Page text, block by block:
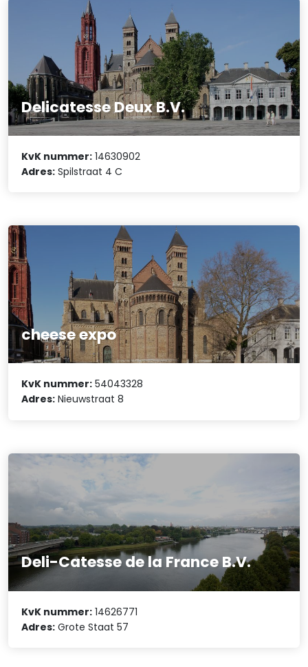
Delicatesse Deux B.V.
KvK nummer: 14630902
Adres: Spilstraat 4 C
cheese expo
KvK nummer: 54043328
Adres: Nieuwstraat 8
Deli-Catesse de la France B.V.
KvK nummer: 14626771
Adres: Grote Staat 57